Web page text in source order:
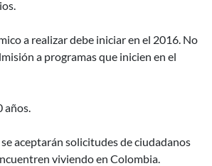
a realizar debe iniciar en el 2016. No
a programas que inicien en el
años.
aceptarán solicitudes de ciudadanos
viviendo en Colombia.